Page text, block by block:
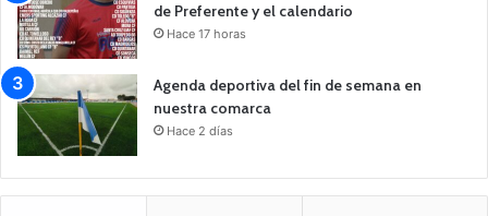
de Preferente y el calendario
Hace 17 horas
Agenda deportiva del fin de semana en
nuestra comarca
Hace 2 días